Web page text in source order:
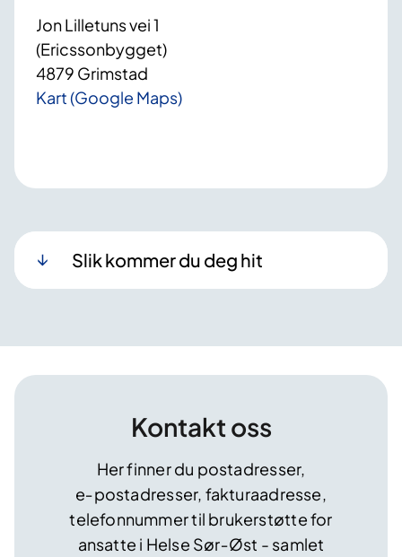
Jon Lilletuns vei 1
(Ericssonbygget)
4879 Grimstad
Kart (Google Maps)
Slik kommer du deg hit
Kontakt oss
Her finner du postadresser,
e‑postadresser, fakturaadresse,
telefonnummer til brukerstøtte for
ansatte i Helse Sør‑Øst - samlet